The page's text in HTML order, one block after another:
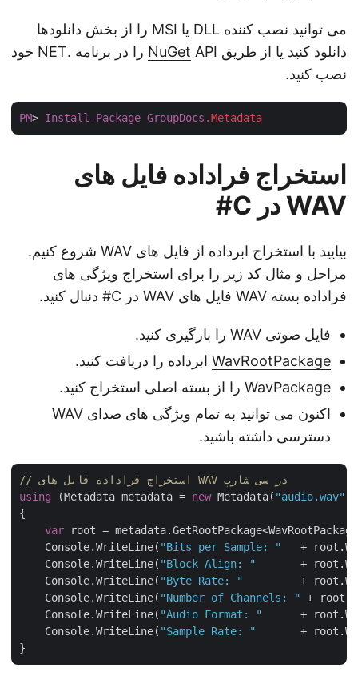
می توانید نصب کننده DLL یا MSI را از
بخش دانلودها
دانلود کنید یا از طریق
NuGet
API را در برنامه .NET خود
نصب کنید.
PM > Install-Package GroupDocs.Metadata
استخراج فراداده فایل های
WAV در C#
بیایید با استخراج ابرداده از فایل های WAV شروع کنیم.
مراحل و مثال کد زیر را برای استخراج ویژگی های
فراداده بسته WAV فایل های WAV در C# دنبال کنید.
فایل صوتی WAV را بارگیری کنید.
WavRootPackageابرداده را دریافت کنید.
WavPackageرا از بسته اصلی استخراج کنید.
اکنون می توانید به تمام ویژگی های صدای WAV
دسترسی داشته باشید.
// استخراج فراداده فایل های WAV در سی شارپ
using (Metadata metadata = new Metadata("audio.wav"
var root =
    Console.WriteLine(
"Bits per Sample: "
+
    Console.WriteLine(
"Block Align: "
+
    Console.WriteLine(
"Byte Rate: "
+
    Console.WriteLine(
"Number of Channels: " +
    Console.WriteLine(
"Audio Format: "
+
    Console.WriteLine(
"Sample Rate: "
+